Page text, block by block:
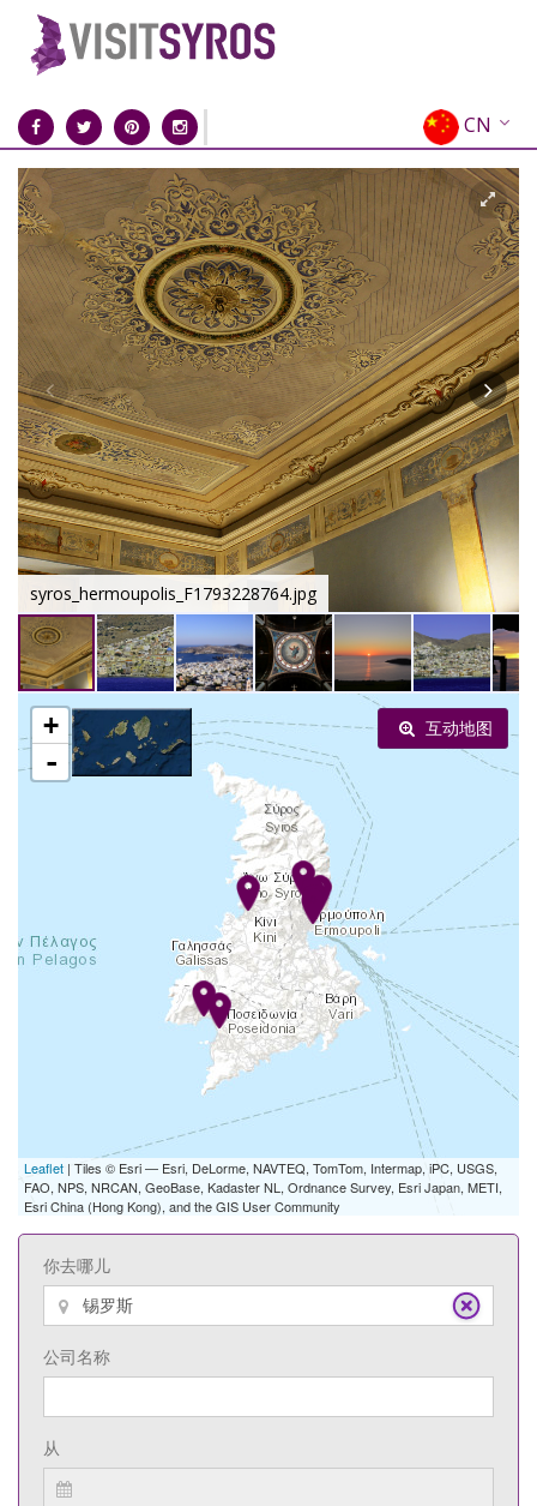
CN
EN
EL
FR
DE
IT
ES
RU
syros_hermoupolis_F1793228764.jpg
+
-
Leaflet | Tiles © Esri — Esri, DeLorme, NAVTEQ, TomTom, Intermap, iPC, USGS,
FAO, NPS, NRCAN, GeoBase, Kadaster NL, Ordnance Survey, Esri Japan, METI,
Esri China (Hong Kong), and the GIS User Community
互动地图
你去哪儿
公司名称
从